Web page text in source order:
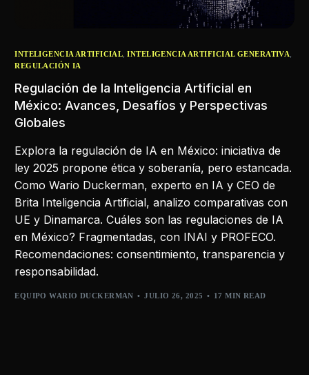
INTELIGENCIA ARTIFICIAL,INTELIGENCIA ARTIFICIAL GENERATIVA,
REGULACIÓN IA
Regulación de la Inteligencia Artificial en
México: Avances, Desafíos y Perspectivas
Globales
Explora la regulación de IA en México: iniciativa de
ley 2025 propone ética y soberanía, pero estancada.
Como Wario Duckerman, experto en IA y CEO de
Brita Inteligencia Artificial, analizo comparativas con
UE y Dinamarca. Cuáles son las regulaciones de IA
en México? Fragmentadas, con INAI y PROFECO.
Recomendaciones: consentimiento, transparencia y
responsabilidad.
EQUIPO WARIO DUCKERMAN JULIO 26, 2025 17 MIN READ